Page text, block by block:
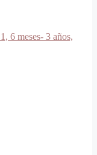
6 meses- 3 años,